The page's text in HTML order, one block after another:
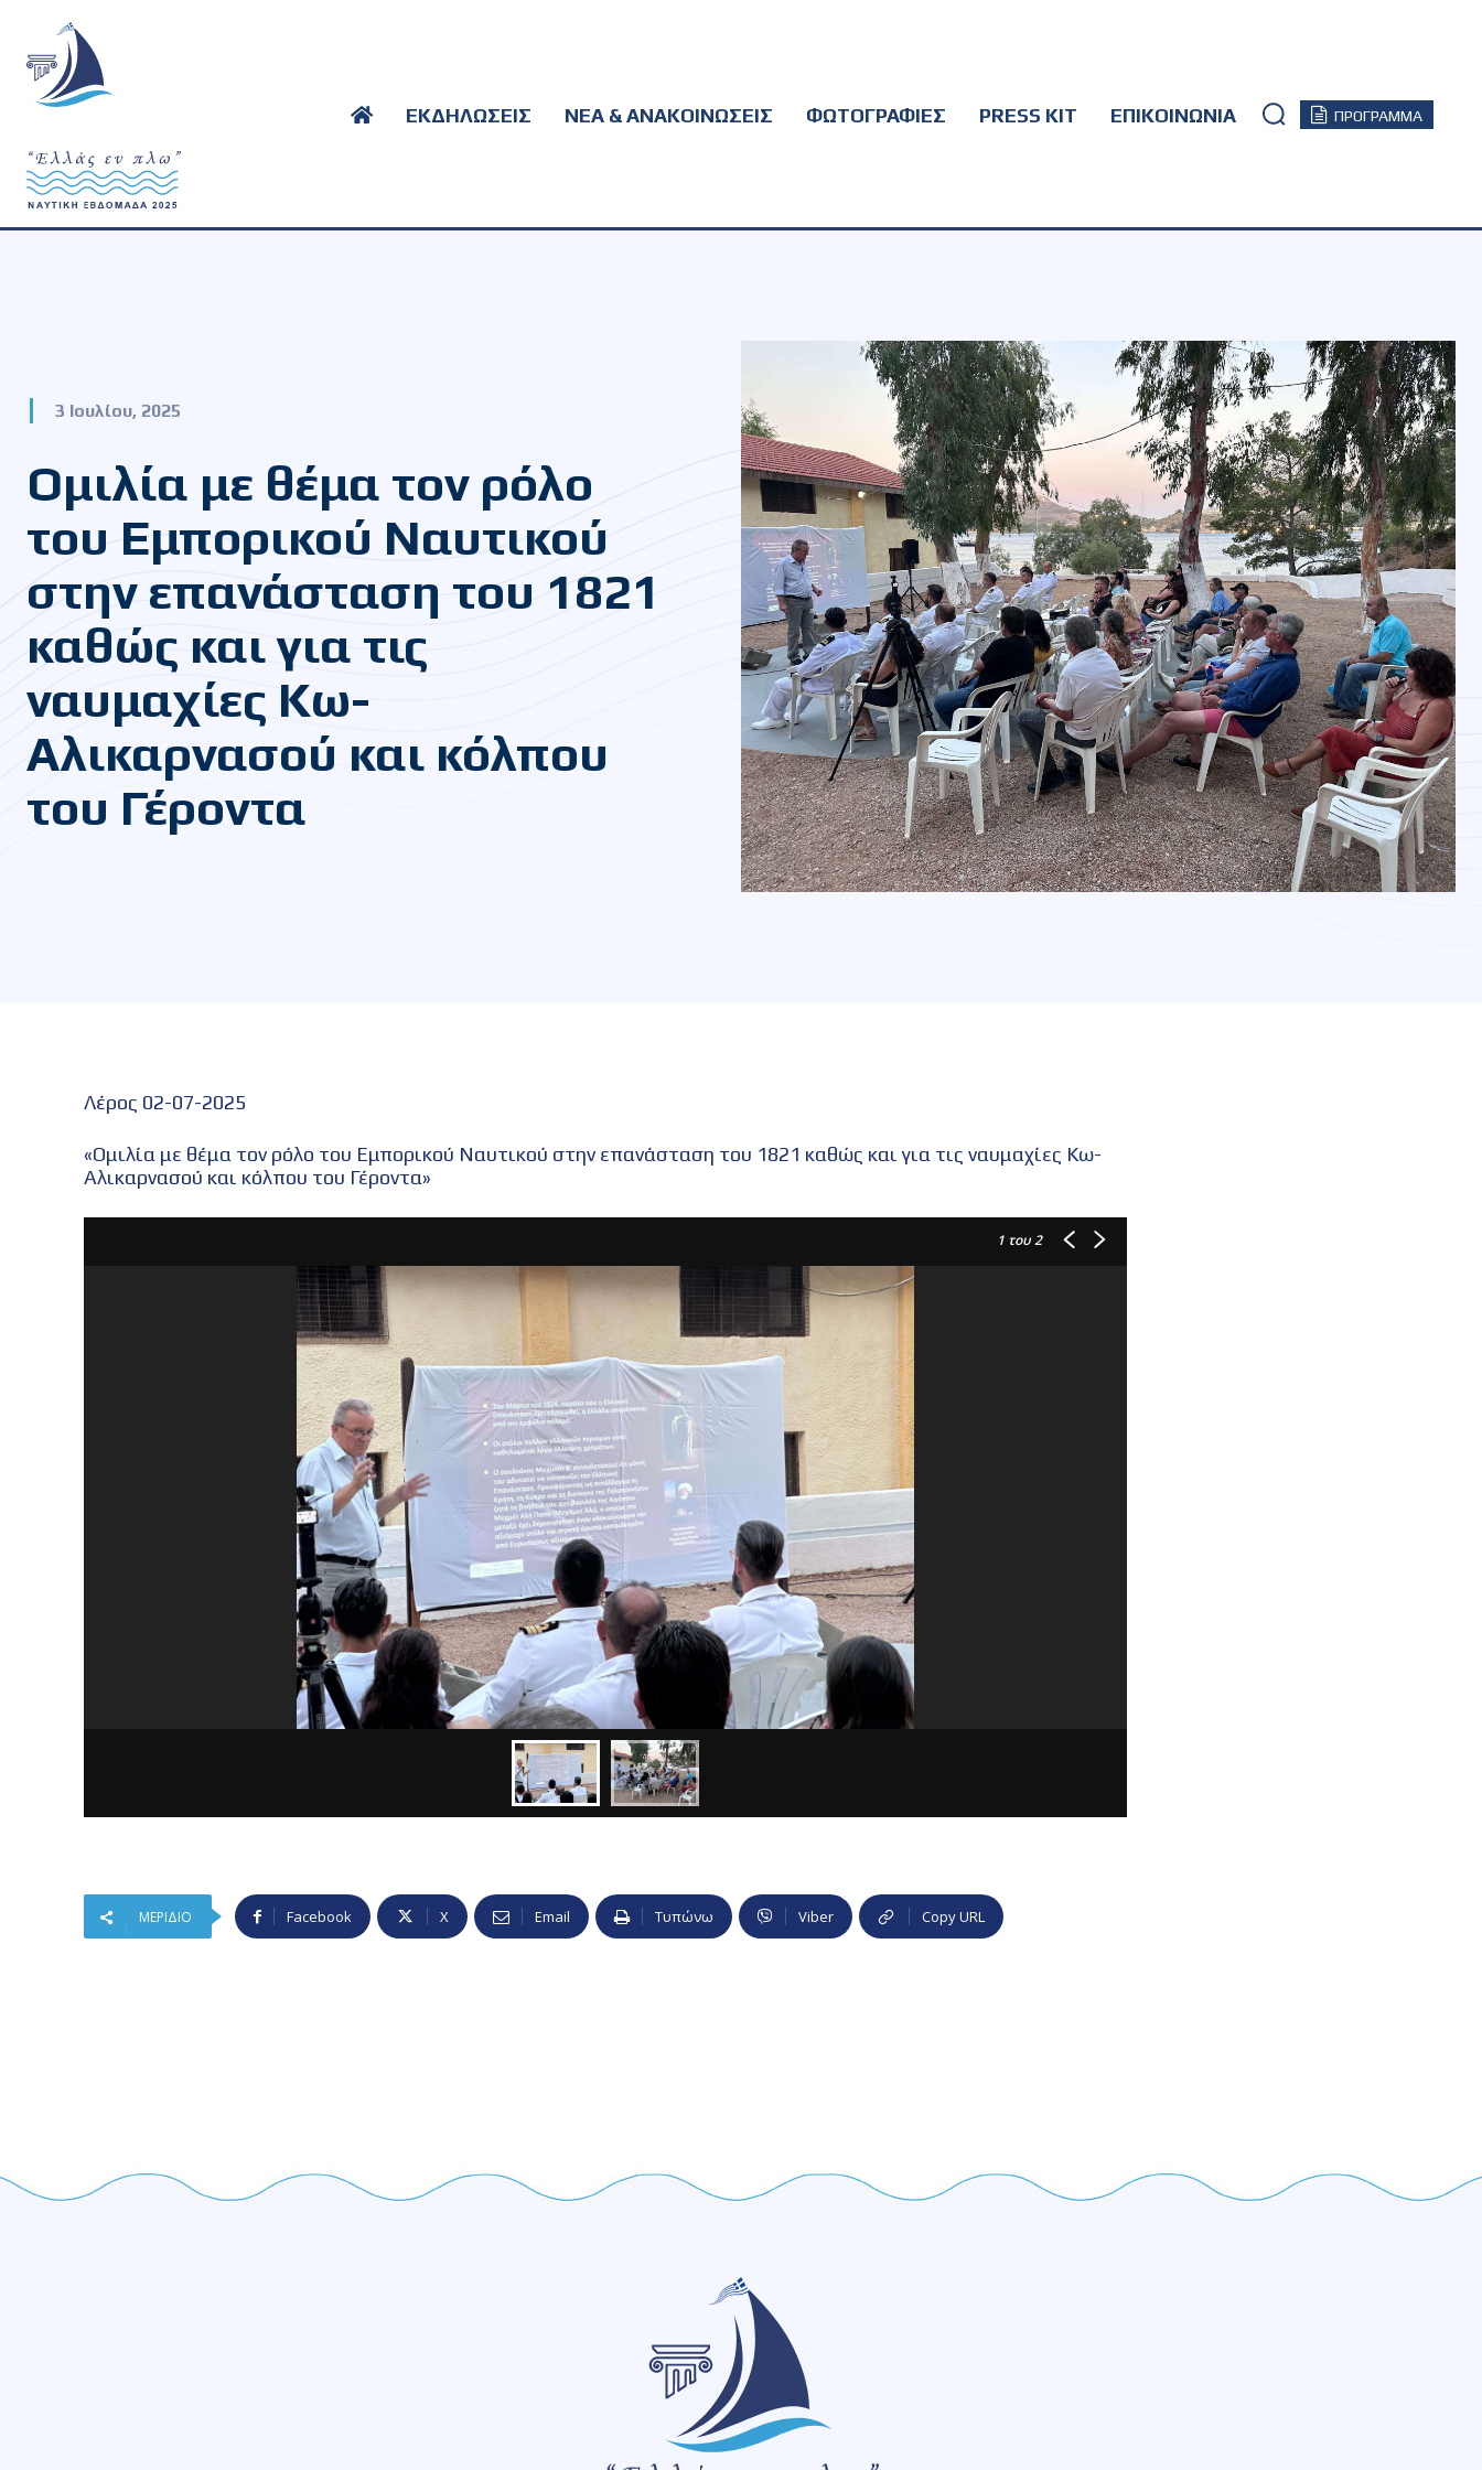
ΕΚΔΗΛΩΣΕΙΣ ΝΕΑ & ΑΝΑΚΟΙΝΩΣΕΙΣ ΦΩΤΟΓΡΑΦΙΕΣ PRESS KIT ΕΠΙΚΟΙΝΩΝΙΑ ΠΡΟΓΡΑΜΜΑ
3 Ιουλίου, 2025
Ομιλία με θέμα τον ρόλο
του Εμπορικού Ναυτικού
στην επανάσταση του 1821
καθώς και για τις
ναυμαχίες Κω-
Αλικαρνασού και κόλπου
του Γέροντα
Λέρος 02-07-2025
«Ομιλία με θέμα τον ρόλο του Εμπορικού Ναυτικού στην επανάσταση του 1821 καθώς και για τις ναυμαχίες Κω-
Αλικαρνασού και κόλπου του Γέροντα»
1του 2
ΜΕΡΊΔΙΟ Facebook X Email Τυπώνω Viber Copy URL